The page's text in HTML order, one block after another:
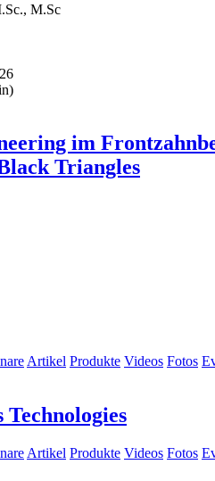
M.Sc
im
Triangles
Artikel Produkte Videos Fotos
Artikel Produkte Videos Fotos